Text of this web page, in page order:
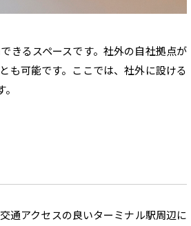
きるスペースです。社外の自社拠点が
も可能です。ここでは、社外に設ける
通アクセスの良いターミナル駅周辺に